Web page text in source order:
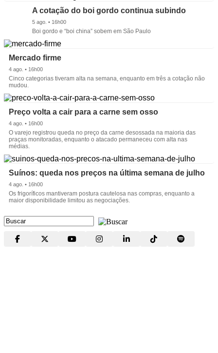
A cotação do boi gordo continua subindo
5 ago. • 16h00
Boi gordo e “boi china” sobem em São Paulo
Mercado firme
4 ago. • 16h00
Cinco categorias tiveram alta na semana, enquanto em três a cotação não
mudou.
Preço volta a cair para a carne sem osso
4 ago. • 16h00
O varejo registrou queda no preço da carne desossada na maioria das
praças monitoradas, enquanto o atacado permaneceu com alta nas
médias.
Suínos: queda nos preços na última semana de julho
4 ago. • 16h00
Os frigoríficos mantiveram postura cautelosa nas compras, enquanto a
maior disponibilidade limitou as negociações.